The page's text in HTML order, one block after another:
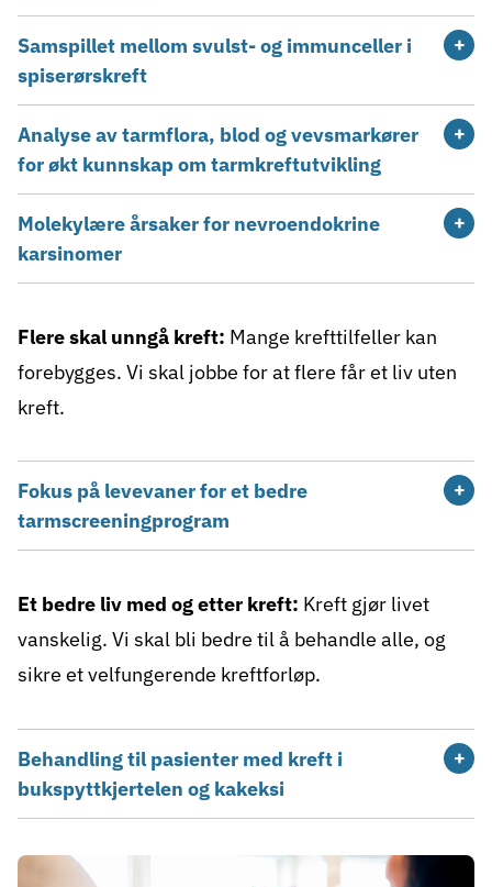
Samspillet mellom svulst- og immunceller i
spiserørskreft
Analyse av tarmflora, blod og vevsmarkører
for økt kunnskap om tarmkreftutvikling
Molekylære årsaker for nevroendokrine
karsinomer
Flere skal unngå kreft: Mange krefttilfeller kan
forebygges. Vi skal jobbe for at flere får et liv uten
kreft.
Fokus på levevaner for et bedre
tarmscreeningprogram
Et bedre liv med og etter kreft: Kreft gjør livet
vanskelig. Vi skal bli bedre til å behandle alle, og
sikre et velfungerende kreftforløp.
Behandling til pasienter med kreft i
bukspyttkjertelen og kakeksi